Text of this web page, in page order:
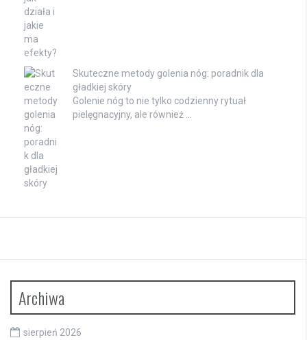
Skuteczne metody golenia nóg: poradnik dla
gładkiej skóry
Golenie nóg to nie tylko codzienny rytuał
pielęgnacyjny, ale również …
Archiwa
sierpień 2026